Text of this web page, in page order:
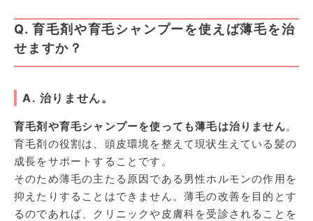
Q. 育毛剤や育毛シャンプーを使えば薄毛を治
せますか？
A. 治りません。
育毛剤や育毛シャンプーを使っても薄毛は治りません。
育毛剤の役割は、頭皮環境を整えて現状生えている髪の
成長をサポートすることです。
そのため薄毛の主たる原因である男性ホルモンの作用を
抑えたりすることはできません。薄毛の改善を目的とす
るのであれば、クリニックや皮膚科を受診されることを